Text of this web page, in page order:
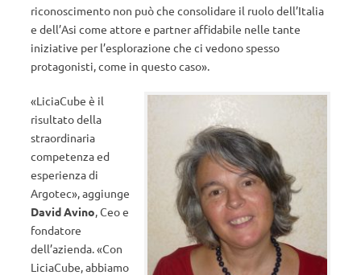
riconoscimento non può che consolidare il ruolo dell’Italia
e dell’Asi come attore e partner affidabile nelle tante
iniziative per l’esplorazione che ci vedono spesso
protagonisti, come in questo caso».
«LiciaCube è il
risultato della
straordinaria
competenza ed
esperienza di
Argotec», aggiunge
David Avino, Ceo e
fondatore
dell’azienda. «Con
LiciaCube, abbiamo